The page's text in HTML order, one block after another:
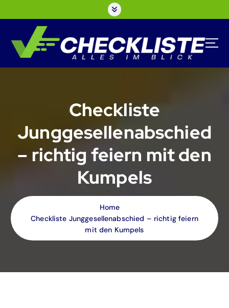
Checkliste
Junggesellenabschied
– richtig feiern mit den
Kumpels
Home
Checkliste Junggesellenabschied – richtig feiern
mit den Kumpels